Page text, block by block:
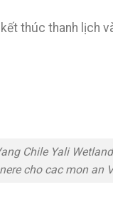
thúc thanh lịch
Chile Yali
cho cac mon an